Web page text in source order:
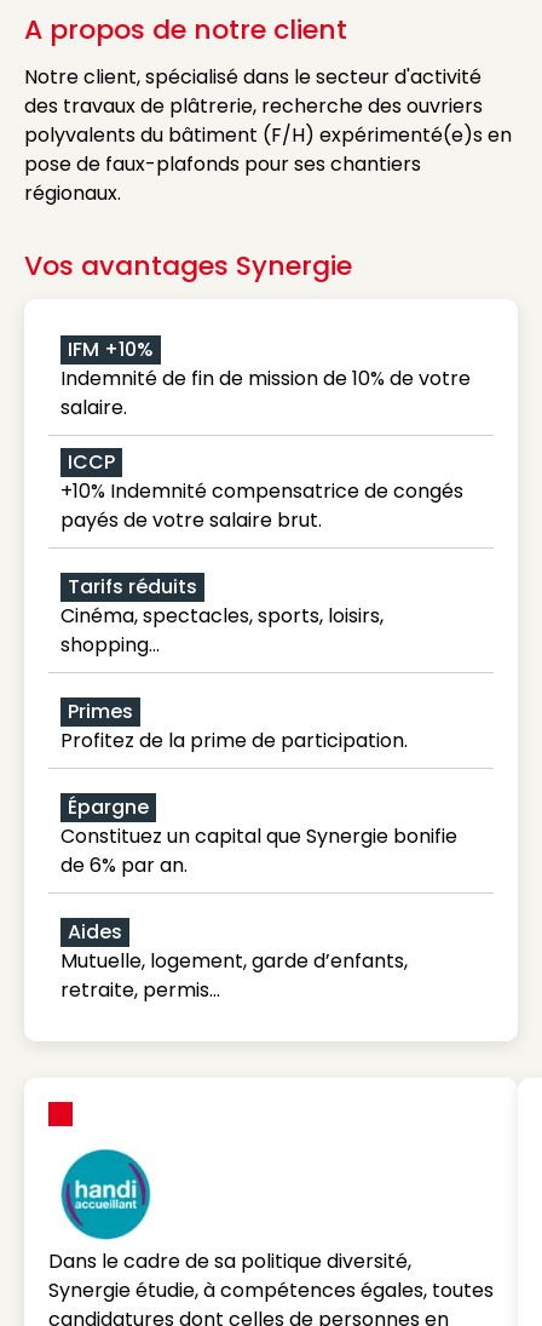
A propos de notre client
Notre client, spécialisé dans le secteur d'activité
des travaux de plâtrerie, recherche des ouvriers
polyvalents du bâtiment (F/H) expérimenté(e)s en
pose de faux-plafonds pour ses chantiers
régionaux.
Vos avantages Synergie
IFM +10%
Indemnité de fin de mission de 10% de votre
salaire.
ICCP
+10% Indemnité compensatrice de congés
payés de votre salaire brut.
Tarifs réduits
Cinéma, spectacles, sports, loisirs,
shopping...
Primes
Profitez de la prime de participation.
Épargne
Constituez un capital que Synergie bonifie
de 6% par an.
Aides
Mutuelle, logement, garde d’enfants,
retraite, permis…
Dans le cadre de sa politique diversité,
Synergie étudie, à compétences égales, toutes
candidatures dont celles de personnes en